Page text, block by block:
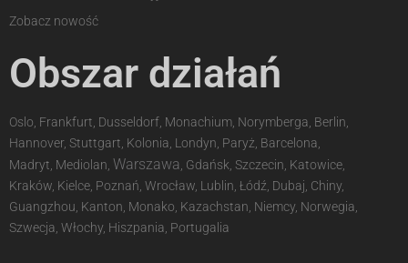
Zobacz nowość
Obszar działań
Oslo, Frankfurt, Dusseldorf, Monachium, Norymberga, Berlin,
Hannover, Stuttgart, Kolonia, Londyn, Paryż, Barcelona,
Madryt, Mediolan, Warszawa, Gdańsk, Szczecin, Katowice,
Kraków, Kielce, Poznań, Wrocław, Lublin, Łódź, Dubaj, Chiny,
Guangzhou, Kanton, Monako, Kazachstan, Niemcy, Norwegia,
Szwecja, Włochy, Hiszpania, Portugalia